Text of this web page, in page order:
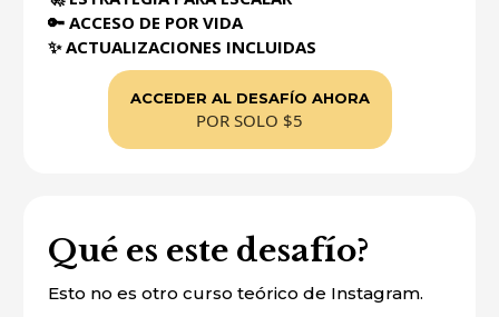
🔑 ACCESO DE POR VIDA
✨ ACTUALIZACIONES INCLUIDAS
ACCEDER AL DESAFÍO AHORA
POR SOLO $5
Qué es este desafío?
Esto no es otro curso teórico de Instagram.